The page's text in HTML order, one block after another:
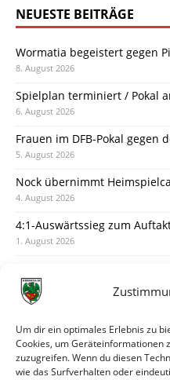
Um dir ein optimales Erlebnis zu
Cookies, um Geräteinformationen
zuzugreifen. Wenn du diesen
wie das Surfverhalten oder
NEUESTE BEITRÄGE
Wormatia begeistert gegen
8. August 2026
Spielplan terminiert / Pokal
6. August 2026
Frauen im DFB-Pokal gegen
5. August 2026
Nock übernimmt
4. August 2026
4:1-Auswärtssieg zum
1. August 2026
31. Juli 2026
30. Juli 2026
Deine Spielminute: 89+1
28. Juli 2026